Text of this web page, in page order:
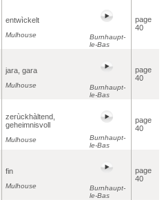
entwìckelt
Mulhouse
Burnhaupt-
le-Bas
page
40
jara, gara
Mulhouse
Burnhaupt-
le-Bas
page
40
zerùckhàltend,
geheimnisvoll
Mulhouse
Burnhaupt-
le-Bas
page
40
fin
Mulhouse
Burnhaupt-
le-Bas
page
40